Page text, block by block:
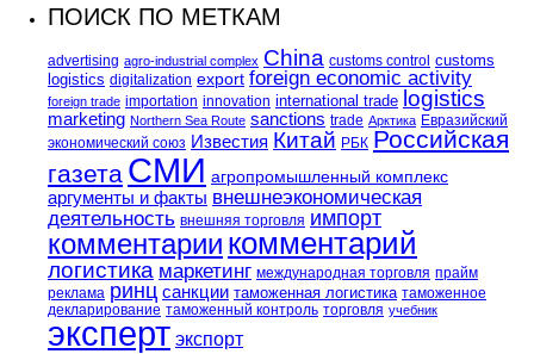
ПОИСК ПО МЕТКАМ
advertising agro-industrial complex China customs control customs
logistics digitalization export foreign economic activity
foreign trade importation innovation international trade logistics
marketing Northern Sea Route sanctions trade Арктика Евразийский
экономический союз Известия Китай РБК Российская
газета СМИ агропромышленный комплекс
аргументы и факты внешнеэкономическая
деятельность внешняя торговля импорт
комментарии комментарий
логистика маркетинг международная торговля прайм
реклама ринц санкции таможенная логистика таможенное
декларирование таможенный контроль торговля учебник
эксперт экспорт